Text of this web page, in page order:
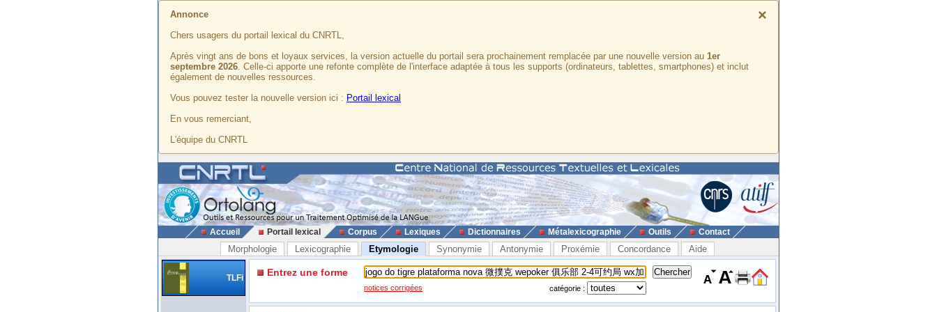
×
Annonce
Chers usagers du portail lexical du CNRTL,
Après vingt ans de bons et loyaux services, la version actuelle du portail sera prochainement remplacée par une nouvelle version au 1er
septembre 2026. Celle-ci apporte une refonte complète de l'interface adaptée à tous les supports (ordinateurs, tablettes, smartphones) et inclut
également de nouvelles ressources.
Vous pouvez tester la nouvelle version ici : Portail lexical
En vous remerciant,
L'équipe du CNRTL
Accueil Portail lexical Corpus Lexiques Dictionnaires Métalexicographie Outils Contact
Morphologie Lexicographie Etymologie Synonymie Antonymie Proxémie Concordance Aide
TLFi Entrez une forme
notices corrigées catégorie :